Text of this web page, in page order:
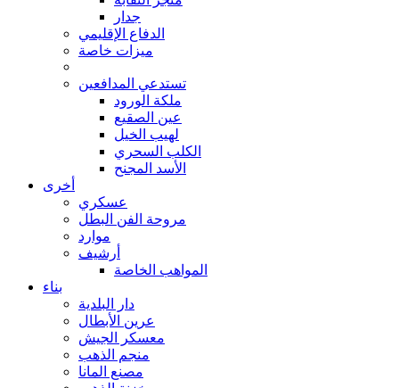
جدار
الدفاع الإقليمي
ميزات خاصة
تستدعي المدافعين
ملكة الورود
عين الصقيع
لهيب الخيل
الكلب السحري
الأسد المجنح
أخرى
عسكري
مروحة الفن البطل
موارد
أرشيف
المواهب الخاصة
بناء
دار البلدية
عرين الأبطال
معسكر الجيش
منجم الذهب
مصنع المانا